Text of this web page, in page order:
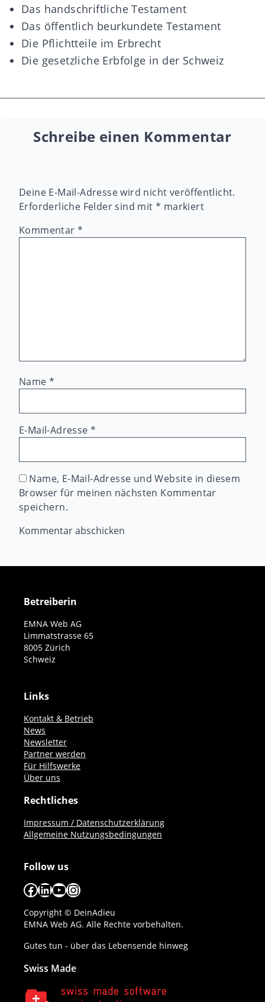
Das handschriftliche Testament
Das öffentlich beurkundete Testament
Die Pflichtteile im Erbrecht
Die gesetzliche Erbfolge in der Schweiz
Schreibe einen Kommentar
Deine E-Mail-Adresse wird nicht veröffentlicht.
Erforderliche Felder sind mit * markiert
Kommentar*
Name *
E-Mail-Adresse*
Name, E-Mail-Adresse und Website in diesem
Browser für meinen nächsten Kommentar
speichern.
Betreiberin
EMNA Web AG
Limmatstrasse 65
8005 Zürich
Schweiz
Links
Kontakt & Betrieb
News
Newsletter
Partner werden
Für Hilfswerke
Über uns
Rechtliches
Impressum / Datenschutzerklärung
Allgemeine Nutzungsbedingungen
Follow us
Facebook
LinkedIn
YouTube
Instagram
Copyright © DeinAdieu
EMNA Web AG. Alle Rechte vorbehalten.
Gutes tun - über das Lebensende hinweg
Swiss Made